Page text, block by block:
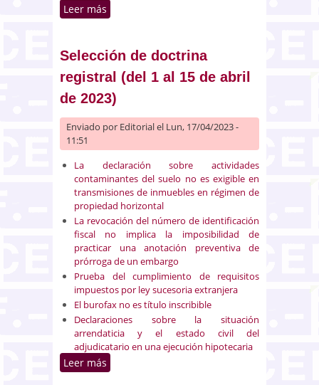
Leer más
Selección de doctrina
registral (del 1 al 15 de abril
de 2023)
Enviado por Editorialel Lun, 17/04/2023 -
11:51
La declaración sobre actividades
contaminantes del suelo no es exigible en
transmisiones de inmuebles en régimen de
propiedad horizontal
La revocación del número de identificación
fiscal no implica la imposibilidad de
practicar una anotación preventiva de
prórroga de un embargo
Prueba del cumplimiento de requisitos
impuestos por ley sucesoria extranjera
El burofax no es título inscribible
Declaraciones sobre la situación
arrendaticia y el estado civil del
adjudicatario en una ejecución hipotecaria
Leer más